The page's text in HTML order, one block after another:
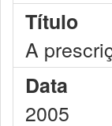
Título
A
Data
2005